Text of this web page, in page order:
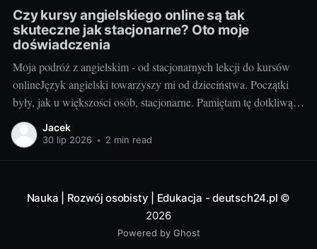
Czy kursy angielskiego online są tak
skuteczne jak stacjonarne? Oto moje
doświadczenia
Moja podróż z angielskim - od stacjonarnych lekcji do kursów
onlineJęzyk angielski towarzyszy mi od dzieciństwa. Początki
były, jak u większości osób, stacjonarne. Pamiętam tę dotkliwą
niechęć do porannego wstawania, pendolowania do szkoły i
powrotów w gorszym nastroju, niż w momencie wyjścia.
Jacek
30 lip 2026 • 2 min read
Nauka | Rozwój osobisty | Edukacja - deutsch24.pl ©
2026
Powered by Ghost